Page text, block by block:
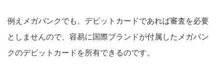
例えメガバンクでも、デビットカードであれば審査を必要
としませんので、容易に国際ブランドが付属したメガバン
クのデビットカードを所有できるのです。